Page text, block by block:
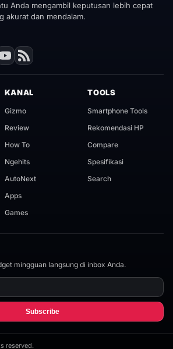
Anda mengambil keputusan lebih cepat
akurat dan mendalam.
KANAL
Gizmo
Review
How To
Ngehits
AutoNext
Apps
Games
TOOLS
Smartphone Tools
Rekomendasi HP
Compare
Spesifikasi
Search
mingguan langsung di inbox Anda.
Subscribe
reserved.